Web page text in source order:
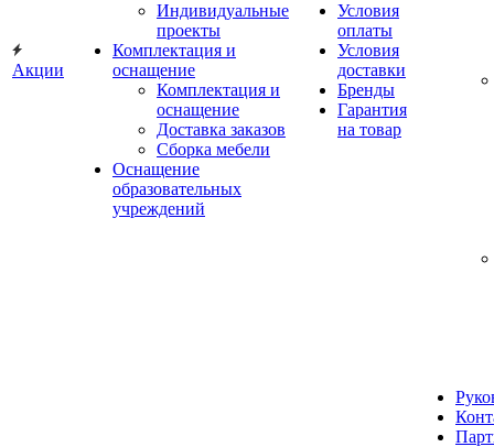
Акции
Индивидуальные
проекты
Комплектация и
оснащение
Комплектация и
оснащение
Доставка заказов
Сборка мебели
Оснащение
образовательных
учреждений
Условия
оплаты
Условия
доставки
Бренды
Гарантия
на товар